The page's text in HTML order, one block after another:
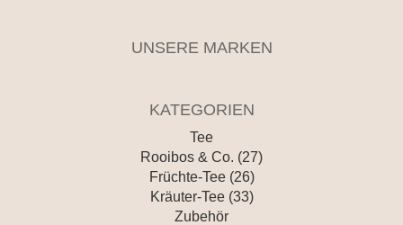
UNSERE MARKEN
KATEGORIEN
Tee
Rooibos & Co. (27)
Früchte-Tee (26)
Kräuter-Tee (33)
Zubehör